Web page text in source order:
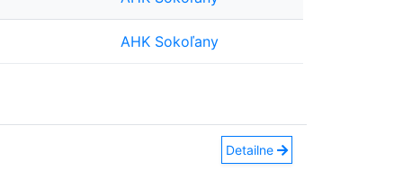
AHK Sokoľany
Detailne